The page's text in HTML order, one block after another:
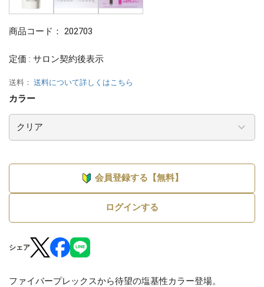
商品コード： 202703
定価 : サロン契約後表示
送料： 送料について詳しくはこちら
カラー
会員登録する【無料】
ログインする
シェア
ファイバープレックスから待望の塩基性カラー登場。